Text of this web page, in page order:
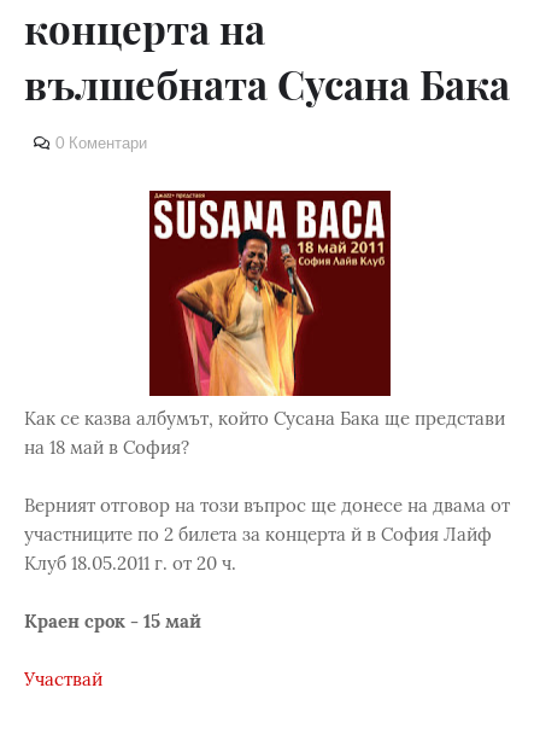
концерта на
вълшебната Сусана Бака
0 Коментари
Как се казва албумът, който Сусана Бака ще представи
на 18 май в София?
Верният отговор на този въпрос ще донесе на двама от
участниците по 2 билета за концерта й в София Лайф
Клуб 18.05.2011 г. от 20 ч.
Краен срок - 15 май
Участвай